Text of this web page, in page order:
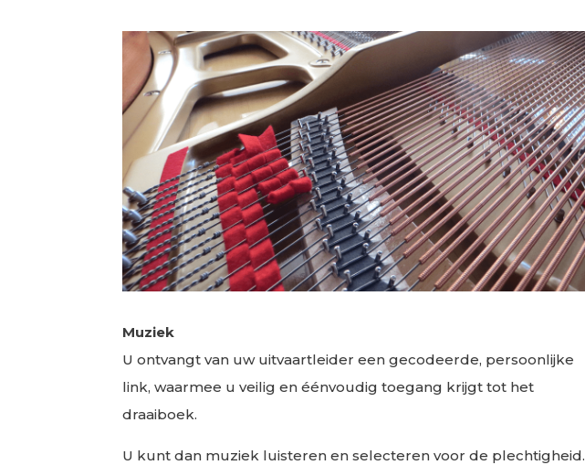
Muziek
U ontvangt van uw uitvaartleider een gecodeerde, persoonlijke
link, waarmee u veilig en éénvoudig toegang krijgt tot het
draaiboek.
U kunt dan muziek luisteren en selecteren voor de plechtigheid.